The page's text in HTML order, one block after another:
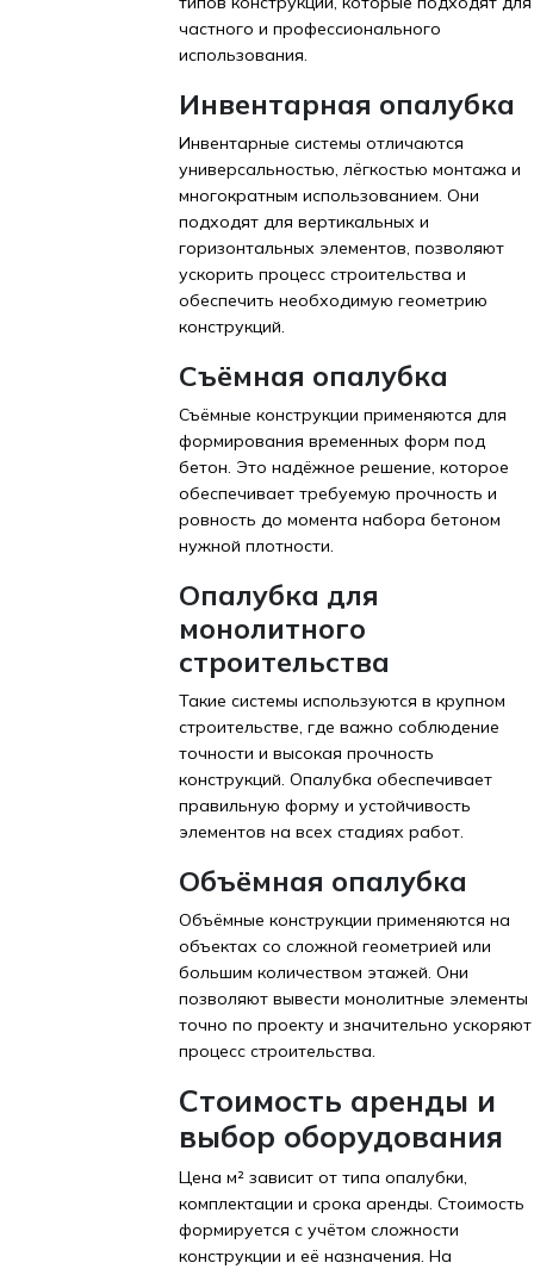
частного и профессионального
использования.
Инвентарная опалубка
Инвентарные системы отличаются
универсальностью, лёгкостью монтажа и
многократным использованием. Они
подходят для вертикальных и
горизонтальных элементов, позволяют
ускорить процесс строительства и
обеспечить необходимую геометрию
конструкций.
Съёмная опалубка
Съёмные конструкции применяются для
формирования временных форм под
бетон. Это надёжное решение, которое
обеспечивает требуемую прочность и
ровность до момента набора бетоном
нужной плотности.
Опалубка для
монолитного
строительства
Такие системы используются в крупном
строительстве, где важно соблюдение
точности и высокая прочность
конструкций. Опалубка обеспечивает
правильную форму и устойчивость
элементов на всех стадиях работ.
Объёмная опалубка
Объёмные конструкции применяются на
объектах со сложной геометрией или
большим количеством этажей. Они
позволяют вывести монолитные элементы
точно по проекту и значительно ускоряют
процесс строительства.
Стоимость аренды и
выбор оборудования
Цена м² зависит от типа опалубки,
комплектации и срока аренды. Стоимость
формируется с учётом сложности
конструкции и её назначения. На